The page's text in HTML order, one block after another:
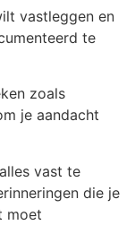
vastleggen en
te
zoals
je aandacht
vast te
die je
moet